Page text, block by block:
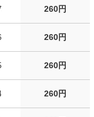
260円
260円
260円
260円